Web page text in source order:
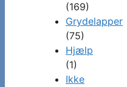
(169)
Grydelapper
(75)
Hjælp
(1)
Ikke